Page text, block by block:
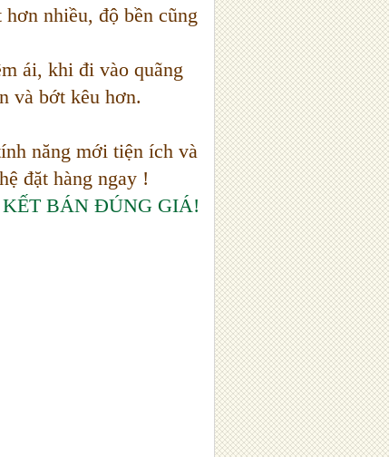
nhiều, độ bền cũng
ái, khi đi vào quãng
và bớt kêu hơn.
năng mới tiện ích và
đặt hàng ngay !
BÁN ĐÚNG GIÁ!